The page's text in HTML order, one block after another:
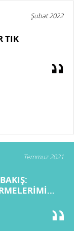
Şubat 2022
TIK
Temmuz 2021